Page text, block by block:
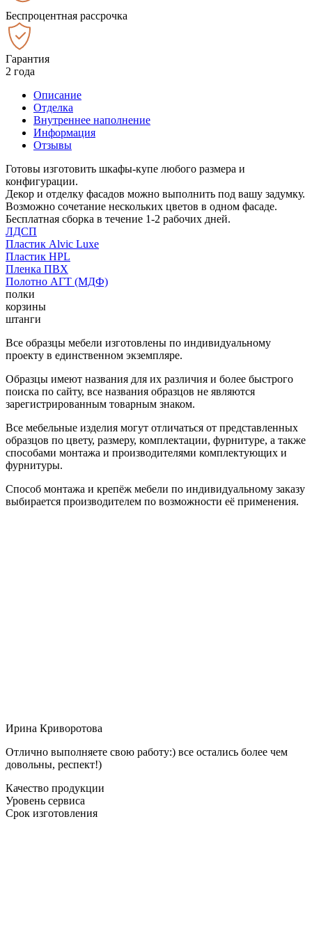
Беспроцентная рассрочка
Гарантия
2 года
Описание
Отделка
Внутреннее наполнение
Информация
Отзывы
Готовы изготовить шкафы-купе любого размера и
конфигурации.
Декор и отделку фасадов можно выполнить под вашу задумку.
Возможно сочетание нескольких цветов в одном фасаде.
Бесплатная сборка в течение 1-2 рабочих дней.
ЛДСП
Пластик Alvic Luxe
Пластик HPL
Пленка ПВХ
Полотно АГТ (МДФ)
полки
корзины
штанги
Все образцы мебели изготовлены по индивидуальному
проекту в единственном экземпляре.
Образцы имеют названия для их различия и более быстрого
поиска по сайту, все названия образцов не являются
зарегистрированным товарным знаком.
Все мебельные изделия могут отличаться от представленных
образцов по цвету, размеру, комплектации, фурнитуре, а также
способами монтажа и производителями комплектующих и
фурнитуры.
Способ монтажа и крепёж мебели по индивидуальному заказу
выбирается производителем по возможности её применения.
Ирина Криворотова
Отлично выполняете свою работу:) все остались более чем
довольны, респект!)
Качество продукции
Уровень сервиса
Срок изготовления